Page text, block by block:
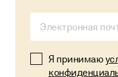
Я принимаю